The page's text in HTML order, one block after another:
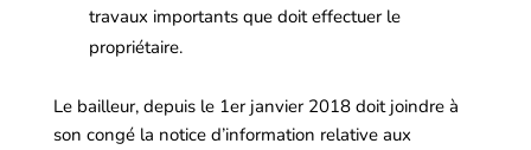
travaux importants que doit effectuer le
propriétaire.
Le bailleur, depuis le 1er janvier 2018 doit joindre à
son congé la notice d’information relative aux